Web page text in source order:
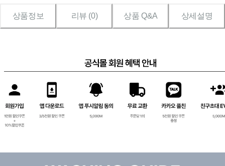
상품정보 리뷰 (0) 상품 Q&A 상세설명